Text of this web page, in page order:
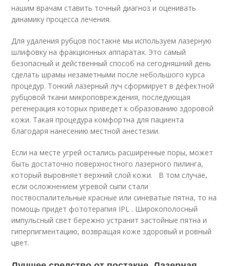
нашим врачам ставить точный диагноз и оценивать
динамику процесса лечения.
Для удаления рубцов постакне мы используем лазерную
шлифовку на фракционных аппаратах. Это самый
безопасный и действенный способ на сегодняшний день
сделать шрамы незаметными после небольшого курса
процедур. Тонкий лазерный луч сформирует в дефектной
рубцовой ткани микроповреждения, последующая
регенерация которых приведет к образованию здоровой
кожи. Такая процедура комфортна для пациента
благодаря нанесению местной анестезии.
Если на месте угрей остались расширенные поры, может
быть достаточно поверхностного лазерного пилинга,
который выровняет верхний слой кожи. В том случае,
если осложнением угревой сыпи стали
поствоспалительные красные или синеватые пятна, то на
помощь придет фототерапия IPL . Широкополосный
импульсный свет бережно устранит застойные пятна и
гиперпигментацию, возвращая коже здоровый и ровный
цвет.